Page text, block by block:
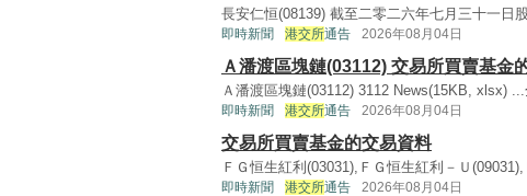
長安仁恒(08139) 截至二零二六年七月三十一日
即時新聞 港交所通告 2026年08月04日
Ａ潘渡區塊鏈(03112) 交易所買賣基金
Ａ潘渡區塊鏈(03112) 3112 News(15KB, xlsx) ...
即時新聞 港交所通告 2026年08月04日
交易所買賣基金的交易資料
ＦＧ恒生紅利(03031),ＦＧ恒生紅利－Ｕ
即時新聞 港交所通告 2026年08月04日